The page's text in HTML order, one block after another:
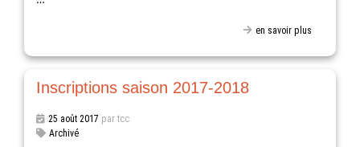
en savoir plus
Inscriptions saison 2017-2018
25 août 2017 par tcc
Archivé